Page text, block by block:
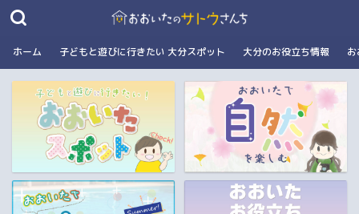
ホーム 子どもと遊びに行きたい 大分スポット 大分のお役立ち情報